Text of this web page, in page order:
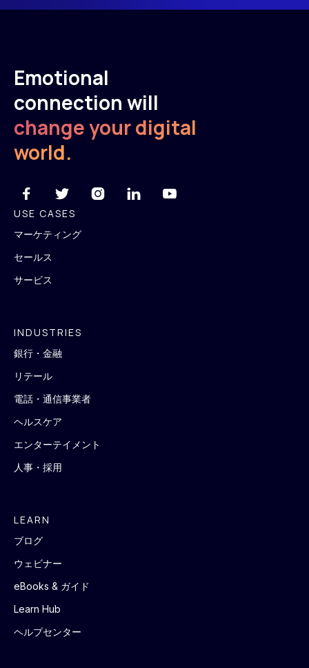
Emotional
connection will
change your digital
world.
    
USE CASES
マーケティング
セールス
サービス
INDUSTRIES
銀行・金融
リテール
電話・通信事業者
ヘルスケア
エンターテイメント
人事・採用
LEARN
ブログ
ウェビナー
eBooks & ガイド
Learn Hub
ヘルプセンター